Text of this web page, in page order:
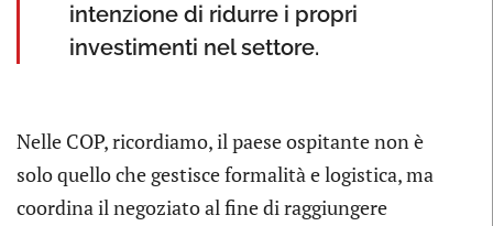
intenzione di ridurre i propri
investimenti nel settore.
Nelle COP, ricordiamo, il paese ospitante non è
solo quello che gestisce formalità e logistica, ma
coordina il negoziato al fine di raggiungere